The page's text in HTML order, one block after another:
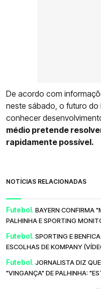
De acordo com
neste sábado, o futuro
conhecer
médio pretende
rapidamente possível.
NOTÍCIAS RELACIONADAS
Futebol. BAYERN CONFIRMA
PALHINHA E SPORTING
Futebol. SPORTING E
ESCOLHAS DE KOMPANY
Futebol. JORNALISTA DIZ
"VINGANÇA" DE PALHINHA: